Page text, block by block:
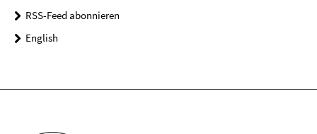
RSS-Feed abonnieren
English